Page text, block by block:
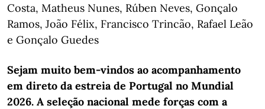
Costa, Matheus Nunes, Rúben Neves, Gonçalo
Ramos, João Félix, Francisco Trincão, Rafael Leão
e Gonçalo Guedes
Sejam muito bem-vindos ao acompanhamento
em direto da estreia de Portugal no Mundial
2026. A seleção nacional mede forças com a